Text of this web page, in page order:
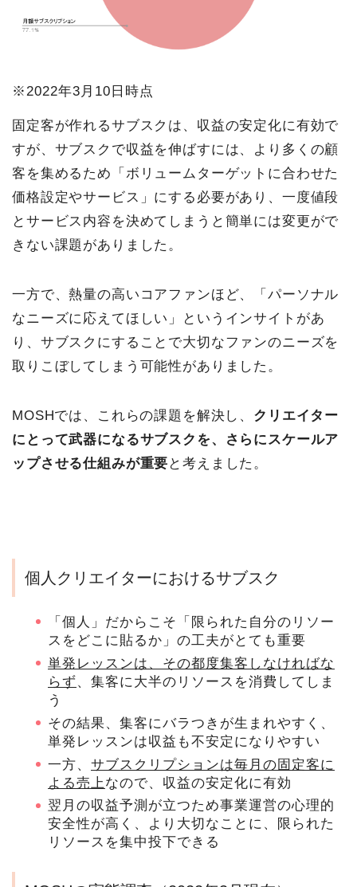
※2022年3月10日時点
固定客が作れるサブスクは、収益の安定化に有効で
すが、サブスクで収益を伸ばすには、より多くの顧
客を集めるため「ボリュームターゲットに合わせた
価格設定やサービス」にする必要があり、一度値段
とサービス内容を決めてしまうと簡単には変更がで
きない課題がありました。
一方で、熱量の高いコアファンほど、「パーソナル
なニーズに応えてほしい」というインサイトがあ
り、サブスクにすることで大切なファンのニーズを
取りこぼしてしまう可能性がありました。
MOSHでは、これらの課題を解決し、 クリエイター
にとって武器になるサブスクを、さらにスケールア
ップさせる仕組みが重要 と考えました。
個人クリエイターにおけるサブスク
「個人」だからこそ「限られた自分のリソー
スをどこに貼るか」の工夫がとても重要
単発レッスンは、その都度集客しなければな
らず、集客に大半のリソースを消費してしま
う
その結果、集客にバラつきが生まれやすく、
単発レッスンは収益も不安定になりやすい
一方、 サブスクリプションは毎月の固定客に
よる売上 なので、収益の安定化に有効
翌月の収益予測が立つため事業運営の心理的
安全性が高く、より大切なことに、限られた
リソースを集中投下できる